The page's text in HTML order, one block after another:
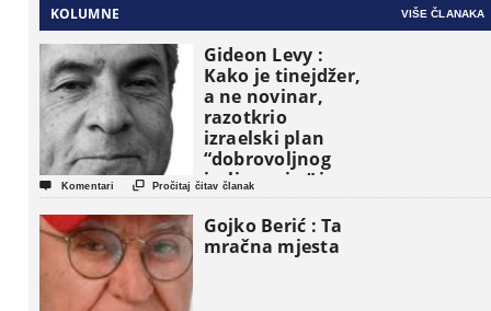
KOLUMNE VIŠE ČLANAKA
Gideon Levy :
Kako je tinejdžer,
a ne novinar,
razotkrio
izraelski plan
“dobrovoljnog
iseljavanja ” iz
Gaze
 Komentari  Pročitaj čitav članak
Gojko Berić : Ta
mračna mjesta